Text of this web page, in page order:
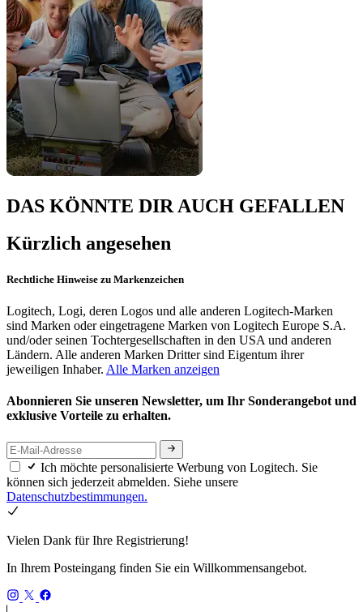
DAS KÖNNTE DIR AUCH GEFALLEN
Kürzlich angesehen
Rechtliche Hinweise zu Markenzeichen
Logitech, Logi, deren Logos und alle anderen Logitech-Marken
sind Marken oder eingetragene Marken von Logitech Europe S.A.
und/oder seinen Tochtergesellschaften in den USA und anderen
Ländern. Alle anderen Marken Dritter sind Eigentum ihrer
jeweiligen Inhaber. Alle Marken anzeigen
Abonnieren Sie unseren Newsletter, um Ihr Sonderangebot und
exklusive Vorteile zu erhalten.
Ich möchte personalisierte Werbung von Logitech. Sie
können sich jederzeit abmelden. Siehe unsere
Datenschutzbestimmungen.
Vielen Dank für Ihre Registrierung!
In Ihrem Posteingang finden Sie ein Willkommensangebot.